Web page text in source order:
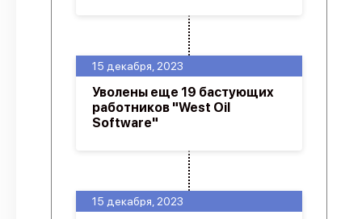
15 декабря, 2023
15 декабря, 2023
Уволены еще 19 бастующих
работников "West Oil
Software"